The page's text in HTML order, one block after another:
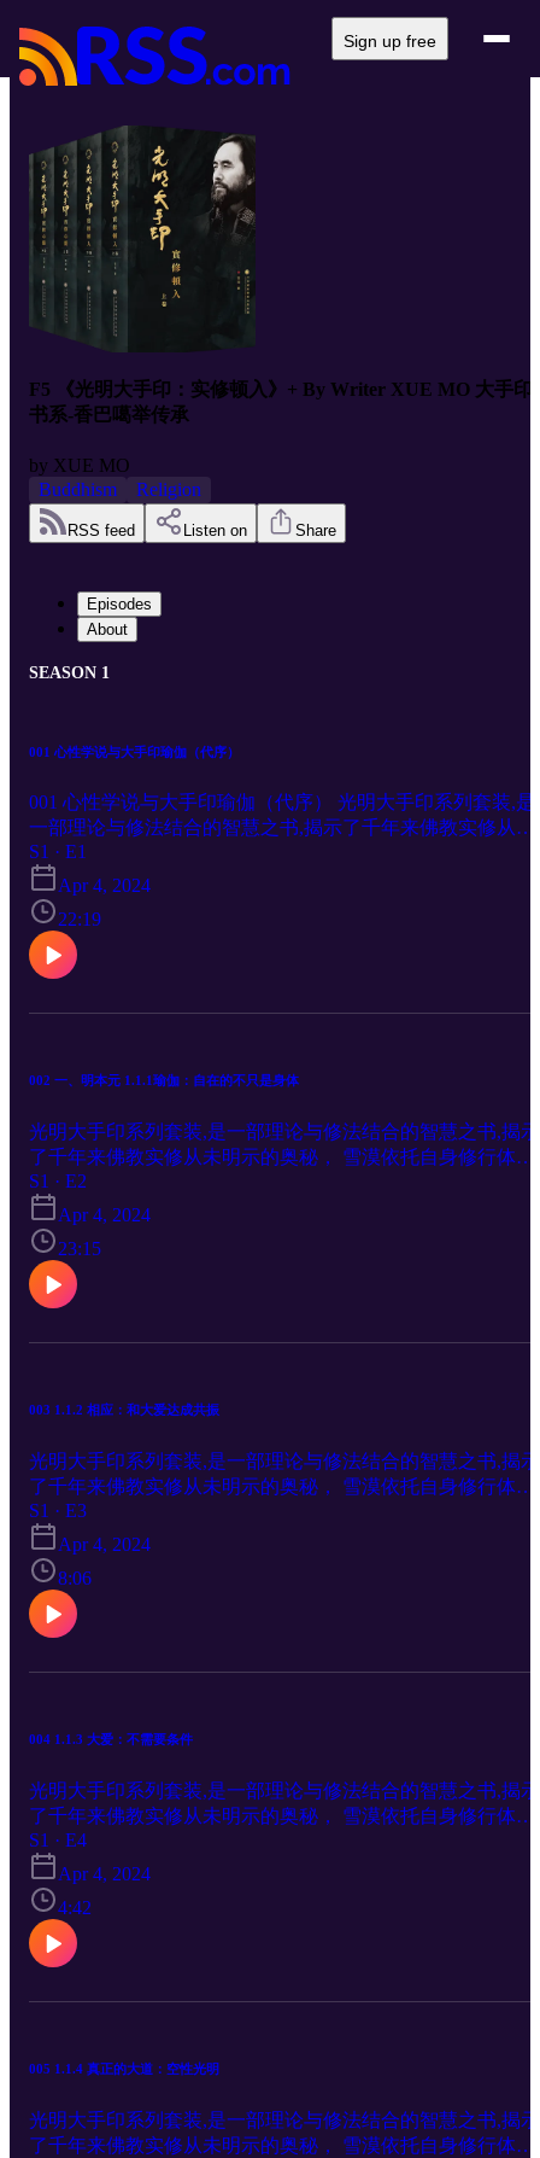
Sign up free
F5 《光明大手印：实修顿入》+ By Writer XUE MO 大手印
书系-香巴噶举传承
by XUE MO
Buddhism
Religion
RSS feed Listen on Share
Episodes
About
SEASON 1
001 心性学说与大手印瑜伽（代序）
001 心性学说与大手印瑜伽（代序） 光明大手印系列套装,是
一部理论与修法结合的智慧之书,揭示了千年来佛教实修从未
明示的奥秘， 雪漠依托自身修行体验，系统讲述了佛教解脱
的含义和次第。书中雪漠以香巴噶举传承者身份，全面介绍
香巴噶举大手印的历史渊源、哲学与文化概述、《奶格吉祥
经》、宗教礼仪、空行圣地胜乐二十四境、奶格五金法及其
大手印教法，首次公开了很多以前秘不示人的资料和教法，
公布了自己的部分修证日记，以及大手印实修次第简表。《
www.xuemo-books.org
S1 · E1
Apr 4, 2024
22:19
002 一、明本元 1.1.1瑜伽：自在的不只是身体
光明大手印系列套装,是一部理论与修法结合的智慧之书,揭示
了千年来佛教实修从未明示的奥秘， 雪漠依托自身修行体
验，系统讲述了佛教解脱的含义和次第。书中雪漠以香巴噶
传承者身份，全面介绍了香巴噶举大手印的历史渊源、哲学
文化概述、《奶格吉祥经》、宗教礼仪、空行圣地胜乐二十
境、奶格五金法及其他大手印教法，首次公开了很多以前秘
示人的资料和教法，并公布了自己的部分修证日记，以及大
印实修次第简表。《下卷》为大手印实修问答。书中雪漠以
S1 · E2
Apr 4, 2024
23:15
003 1.1.2 相应：和大爱达成共振
光明大手印系列套装,是一部理论与修法结合的智慧之书,揭示
了千年来佛教实修从未明示的奥秘， 雪漠依托自身修行体
验，系统讲述了佛教解脱的含义和次第。书中雪漠以香巴噶
传承者身份，全面介绍了香巴噶举大手印的历史渊源、哲学
文化概述、《奶格吉祥经》、宗教礼仪、空行圣地胜乐二十
境、奶格五金法及其他大手印教法，首次公开了很多以前秘
示人的资料和教法，并公布了自己的部分修证日记，以及大
印实修次第简表。《下卷》为大手印实修问答。书中雪漠以
S1 · E3
Apr 4, 2024
8:06
004 1.1.3 大爱：不需要条件
光明大手印系列套装,是一部理论与修法结合的智慧之书,揭示
了千年来佛教实修从未明示的奥秘， 雪漠依托自身修行体
验，系统讲述了佛教解脱的含义和次第。书中雪漠以香巴噶
传承者身份，全面介绍了香巴噶举大手印的历史渊源、哲学
文化概述、《奶格吉祥经》、宗教礼仪、空行圣地胜乐二十
境、奶格五金法及其他大手印教法，首次公开了很多以前秘
示人的资料和教法，并公布了自己的部分修证日记，以及大
印实修次第简表。《下卷》为大手印实修问答。书中雪漠以
S1 · E4
Apr 4, 2024
4:42
005 1.1.4 真正的大道：空性光明
光明大手印系列套装,是一部理论与修法结合的智慧之书,揭示
了千年来佛教实修从未明示的奥秘， 雪漠依托自身修行体